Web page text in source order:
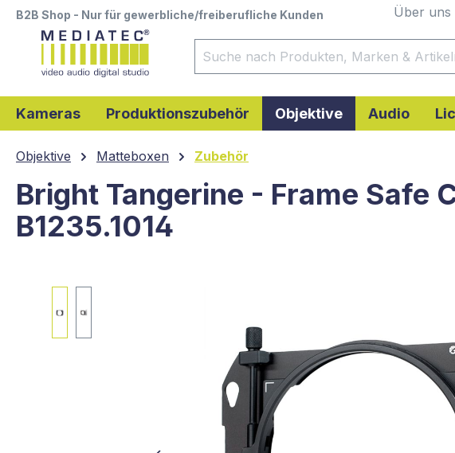
Zur Hauptnavigation springen
B2B Shop - Nur für gewerbliche/freiberufliche Kunden Über uns
Kameras Produktionszubehör Objektive Audio
Objektive Matteboxen Zubehör
Bright Tangerine - Frame Safe
B1235.1014